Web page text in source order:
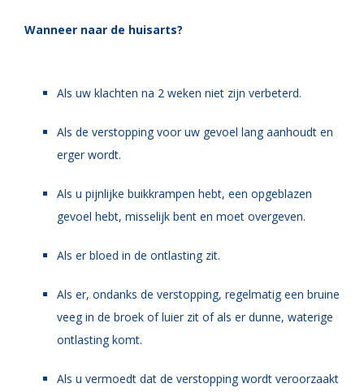
Wanneer naar de huisarts?
Als uw klachten na 2 weken niet zijn verbeterd.
Als de verstopping voor uw gevoel lang aanhoudt en
erger wordt.
Als u pijnlijke buikkrampen hebt, een opgeblazen
gevoel hebt, misselijk bent en moet overgeven.
Als er bloed in de ontlasting zit.
Als er, ondanks de verstopping, regelmatig een bruine
veeg in de broek of luier zit of als er dunne, waterige
ontlasting komt.
Als u vermoedt dat de verstopping wordt veroorzaakt